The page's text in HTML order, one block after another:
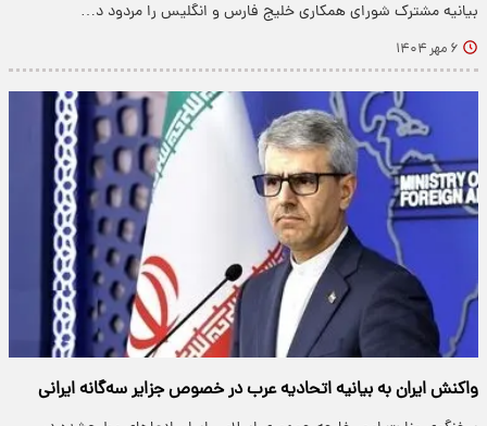
بیانیه مشترک شورای همکاری خلیج فارس و انگلیس را مردود د…
۶ مهر ۱۴۰۴
واکنش ایران به بیانیه اتحادیه عرب در خصوص جزایر سه‌گانه ایرانی